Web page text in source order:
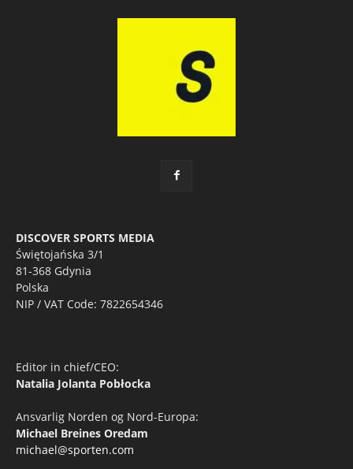
DISCOVER SPORTS MEDIA
Świętojańska 3/1
81-368 Gdynia
Polska
NIP / VAT Code: 7822654346
Editor in chief/CEO:
Natalia Jolanta Pobłocka
Ansvarlig Norden og Nord-Europa:
Michael Breines Oredam
michael@sporten.com